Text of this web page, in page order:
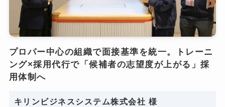
プロパー中心の組織で面接基準を統一。トレーニ
ング×採用代行で「候補者の志望度が上がる」採
用体制へ
キリンビジネスシステム株式会社 様